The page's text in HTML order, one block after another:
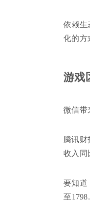
依赖生
化的方
游戏
微信带
腾讯
收入同
要知道
至